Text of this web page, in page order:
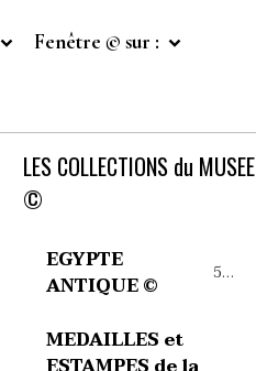
Fenêtre © sur :
LES COLLECTIONS du MUSEE
©
EGYPTE
ANTIQUE ©
54
MEDAILLES et